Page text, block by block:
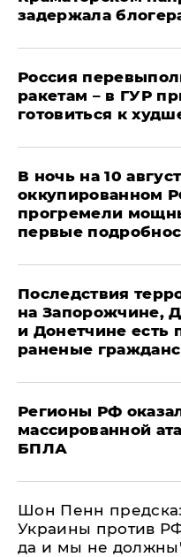
задержала
Россия
ракетам – в ГУР
готовиться к
В ночь на 10
оккупированном
прогремели
первые
Последствия
на Запорожчине,
и Донетчине есть
раненые
Регионы РФ
массированной
БПЛА
Шон Пенн
Украины против
да и мы не